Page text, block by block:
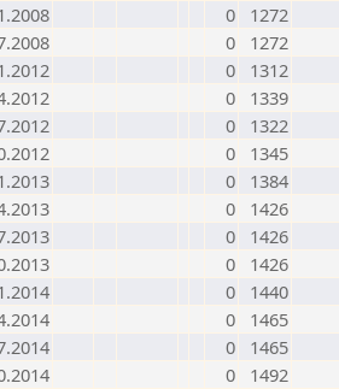
0
1272
0
1272
0
1312
0
1339
0
1322
0
1345
0
1384
0
1426
0
1426
0
1426
0
1440
0
1465
0
1465
0
1492